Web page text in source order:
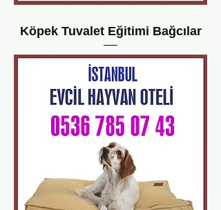
Köpek Tuvalet Eğitimi Bağcılar